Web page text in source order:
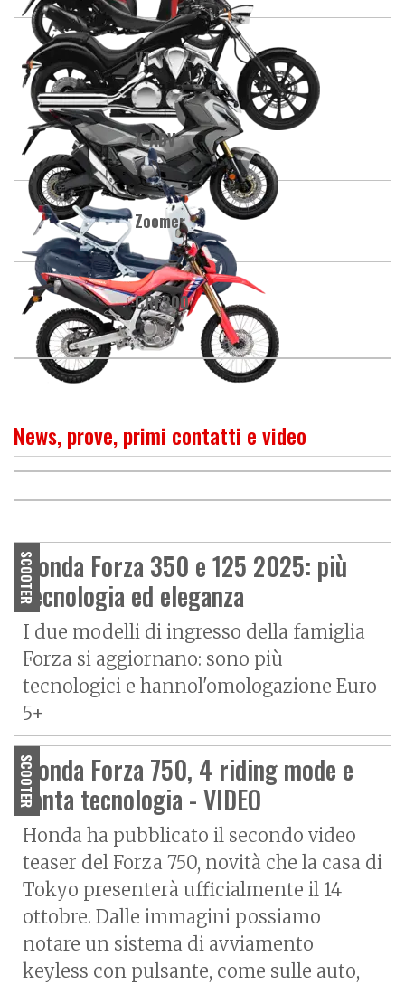
VT
X-ADV
Zoomer
CRF300
News, prove, primi contatti e video
PROVALo “sportivo” consuma poco
OHonda Forza, midi elegante e
ben dotato
SCOOTER
Honda Forza 350 e 125 2025: più
tecnologia ed eleganza
I due modelli di ingresso della famiglia
Forza si aggiornano: sono più
tecnologici e hannol'omologazione Euro
5+
SCOOTER
Honda Forza 750, 4 riding mode e
tanta tecnologia - VIDEO
Honda ha pubblicato il secondo video
teaser del Forza 750, novità che la casa di
Tokyo presenterà ufficialmente il 14
ottobre. Dalle immagini possiamo
notare un sistema di avviamento
keyless con pulsante, come sulle auto,